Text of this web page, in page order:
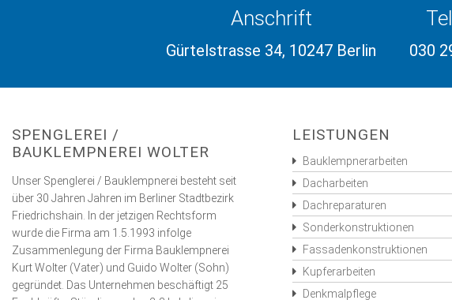
Anschrift
Gürtelstrasse 34, 10247 Berlin 030
SPENGLEREI /
BAUKLEMPNEREI WOLTER
Unser Spenglerei / Bauklempnerei besteht seit
über 30 Jahren Jahren im Berliner Stadtbezirk
Friedrichshain. In der jetzigen Rechtsform
wurde die Firma am 1.5.1993 infolge
Zusammenlegung der Firma Bauklempnerei
Kurt Wolter (Vater) und Guido Wolter (Sohn)
gegründet. Das Unternehmen beschäftigt 25
LEISTUNGEN
Bauklempnerarbeiten
Dacharbeiten
Dachreparaturen
Sonderkonstruktionen
Fassadenkonstruktionen
Kupferarbeiten
Denkmalpflege